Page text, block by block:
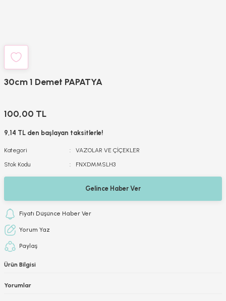
30cm 1 Demet PAPATYA
100,00 TL
9,14 TL den başlayan taksitlerle!
Kategori
VAZOLAR VE ÇİÇEKLER
Stok Kodu
FNXDMMSLH3
Gelince Haber Ver
Fiyatı Düşünce Haber Ver
Yorum Yaz
Paylaş
Ürün Bilgisi
Yorumlar